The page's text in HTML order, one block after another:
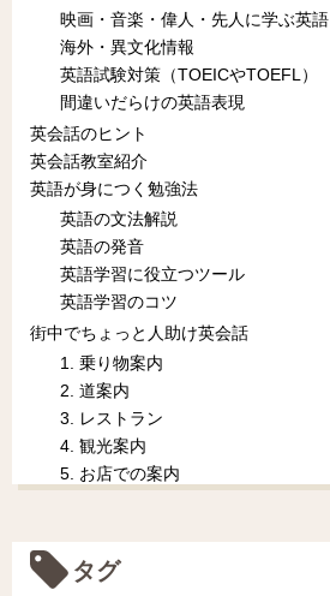
映画・音楽・偉人・先人に学ぶ英語
海外・異文化情報
英語試験対策（TOEICやTOEFL）
間違いだらけの英語表現
英会話のヒント
英会話教室紹介
英語が身につく勉強法
英語の文法解説
英語の発音
英語学習に役立つツール
英語学習のコツ
街中でちょっと人助け英会話
1. 乗り物案内
2. 道案内
3. レストラン
4. 観光案内
5. お店での案内
タグ